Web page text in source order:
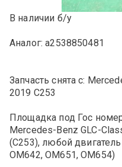
В наличии б/у
Аналог: a2538850481
Запчасть снята с:
2019 C253
Площадка под Гос
Mercedes-Benz GLC-
(C253), любой
OM642, OM651, OM654)